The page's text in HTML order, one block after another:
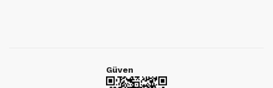
Güven